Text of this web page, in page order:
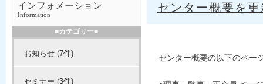
センター概要を
センター概要の以下のペー
インフォメーション
Information
■カテゴリー■
お知らせ (7件)
セミナー (3件)